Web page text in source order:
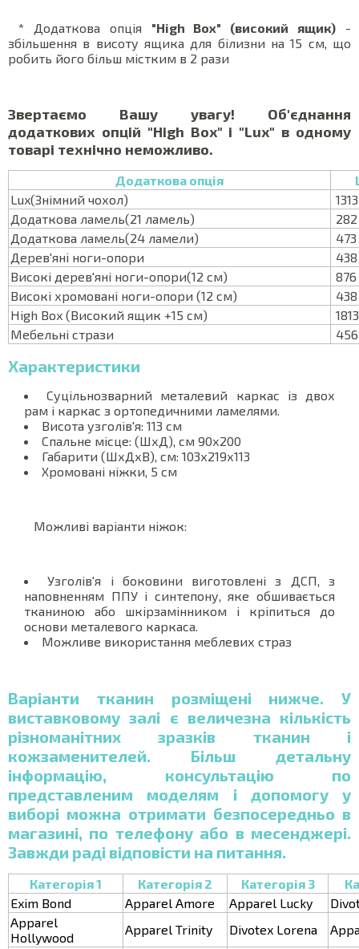
* Додаткова опція "High Box" (високий ящик) -
збільшення в висоту ящика для білизни на 15 см, що
робить його більш містким в 2 рази
Звертаємо Вашу увагу! Об'єднання
додаткових опцій "High Box" і "Lux" в одному
товарі технічно неможливо.
Додаткова опція
Lux(Знімний чохол)
Додаткова ламель(21 ламель)
Додаткова ламель(24 ламели)
Дерев'яні ноги-опори
Високі дерев'яні ноги-опори(12 см)
Високі хромовані ноги-опори (12 см)
High Box (Високий ящик +15 см)
Мебельні стрази
Характеристики
Суцільнозварний металевий каркас із двох
рам і каркас з ортопедичними ламелями.
Висота узголів'я: 113 см
Спальне місце: (ШхД), см 90х200
Габарити (ШхДхВ), см: 103х219х113
Хромовані ніжки, 5 см
Можливі варіанти ніжок:
Узголів'я і боковини виготовлені з ДСП, з
наповненням ППУ і синтепону, яке обшивається
тканиною або шкірзамінником і кріпиться до
основи металевого каркаса.
Можливе використання меблевих страз
Варіанти тканин розміщені нижче. У
виставковому залі є величезна кількість
різноманітних зразків тканин і
кожзаменителей. Більш детальну
інформацію, консультацію по
представленим моделям і допомогу у
виборі можна отримати безпосередньо в
магазині, по телефону або в месенджері.
Завжди раді відповісти на питання.
Категорія 1 Категорія 2 Категорія 3
Exim Bond
Apparel Amore Apparel Lucky
Apparel
Hollywood
Apparel Trinity Divotex Lorena